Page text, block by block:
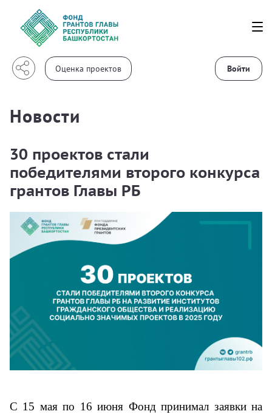
Войти
Новости
30 проектов стали
победителями второго конкурса
грантов Главы РБ
С 15 мая по 16 июня Фонд принимал заявки на